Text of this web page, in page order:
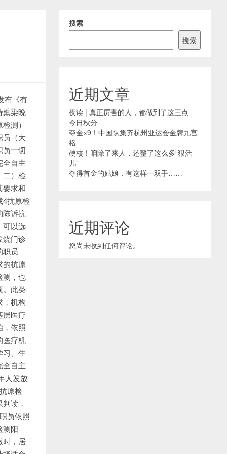
布《有
熏染晚
测）
员（大
员一切
全自主
二）检
要求和
4抗原检
陈诉抗
可以选
烧门诊
职员
的抗原
测，也
。此类
，机构
层医疗
，依照
医疗机
习、生
全自主
人发放
原检
读，
员依照
测阳
时，居
搜索
搜索
近期文章
夜读 | 真正厉害的人，都做到了这三点
今日秋分
夺金×9！中国队集齐杭州亚运会金牌九宫
格
硬核！咱除了来人，还整了这么多“狠活
儿”
夺得首金的姑娘，有这样一双手……
近期评论
您尚未收到任何评论。